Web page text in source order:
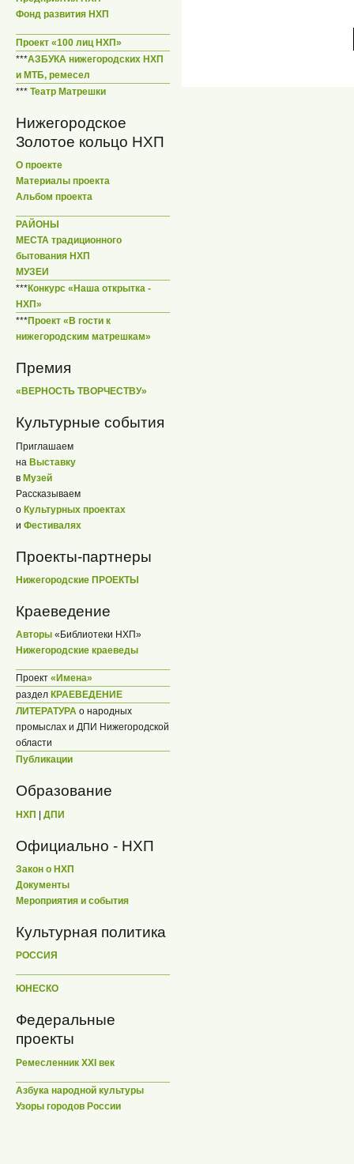
Фонд развития НХП
Проект «100 лиц НХП»
***АЗБУКА нижегородских НХП
и МТБ, ремесел
*** Театр Матрешки
Нижегородское
Золотое кольцо НХП
О проекте
Материалы проекта
Альбом проекта
РАЙОНЫ
МЕСТА традиционного
бытования НХП
МУЗЕИ
***Конкурс «Наша открытка -
НХП»
***Проект «В гости к
нижегородским матрешкам»
Премия
«ВЕРНОСТЬ ТВОРЧЕСТВУ»
Культурные события
Приглашаем
на Выставку
в Музей
Рассказываем
о Культурных проектах
и Фестивалях
Проекты-партнеры
Нижегородские ПРОЕКТЫ
Краеведение
Авторы «Библиотеки НХП»
Нижегородские краеведы
Проект «Имена»
раздел КРАЕВЕДЕНИЕ
ЛИТЕРАТУРА о народных
промыслах и ДПИ Нижегородской
области
Публикации
Образование
НХП | ДПИ
Официально - НХП
Закон о НХП
Документы
Мероприятия и события
Культурная политика
РОССИЯ
ЮНЕСКО
Федеральные
проекты
Ремесленник XXI век
Азбука народной культуры
Узоры городов России